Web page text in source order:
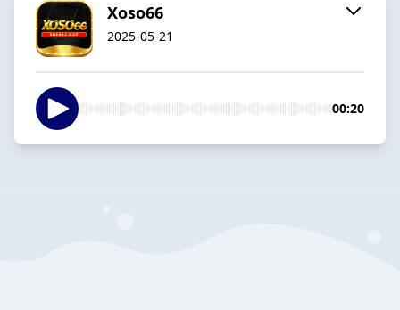
Xoso66
2025-05-21
00:20